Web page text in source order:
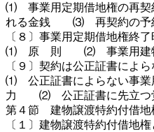
⑴ 事業用定期借地権の再
れる金銭 ⑶ 再契約の予
〔８〕事業用定期借地権終
⑴ 原 則 ⑵ 事業用建物
〔９〕契約は公正証書によ
⑴ 公正証書によらない事業
力 ⑵ 公正証書に先立つ
第４節 建物譲渡特約付借地
〔１〕建物譲渡特約付借地権